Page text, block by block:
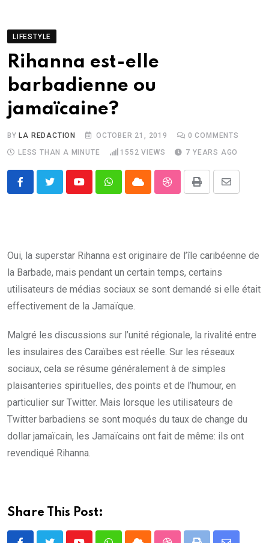
LIFESTYLE
Rihanna est-elle
barbadienne ou
jamaïcaine?
BYLA REDACTION OCTOBER 21, 2019 0 COMMENTS
LESS THAN A MINUTE
1552 VIEWS 7 YEARS AGO
YoutubeWhatsappCloud StumbleUpon
Print
Share
Oui, la superstar Rihanna est originaire de l’île caribéenne de
la Barbade, mais pendant un certain temps, certains
utilisateurs de médias sociaux se sont demandé si elle était
effectivement de la Jamaïque.
Malgré les discussions sur l’unité régionale, la rivalité entre
les insulaires des Caraïbes est réelle. Sur les réseaux
sociaux, cela se résume généralement à de simples
plaisanteries spirituelles, des points et de l’humour, en
particulier sur Twitter. Mais lorsque les utilisateurs de
Twitter barbadiens se sont moqués du taux de change du
dollar jamaïcain, les Jamaïcains ont fait de même: ils ont
revendiqué Rihanna.
Share This Post: